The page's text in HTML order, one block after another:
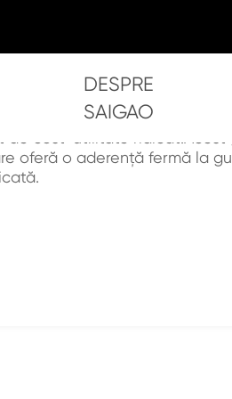
DESPRE
SAIGAO
gulerul
Oprește gulerul cu Șurub setat
de cost-utilitate
oferă o aderență fermă la